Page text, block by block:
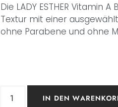
Die LADY ESTHER Vitamin
Textur mit einer
ohne Parabene und ohne
IN DEN